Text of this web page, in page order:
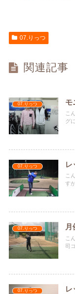
07.りっつ
関連記事
07.りっつ モ
こ
グ
07.りっつ レ
こ
す
07.りっつ 月
こ
司
07.りっつ レ